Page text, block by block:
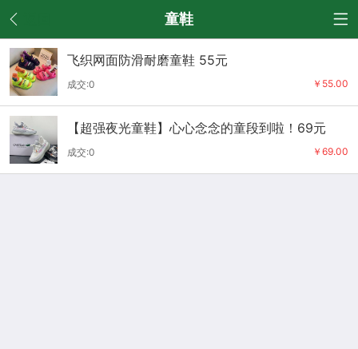
童鞋
飞织网面防滑耐磨童鞋 55元
￥55.00
成交:0
【超强夜光童鞋】心心念念的童段到啦！69元
￥69.00
成交:0